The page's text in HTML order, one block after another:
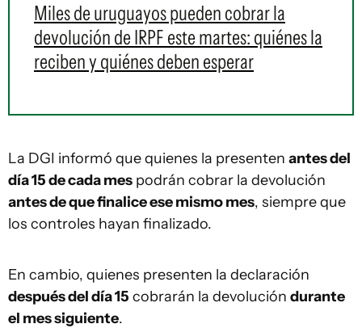
Miles de uruguayos pueden cobrar la
devolución de IRPF este martes: quiénes la
reciben y quiénes deben esperar
La DGI informó que quienes la presenten antes del
día 15 de cada mes podrán cobrar la devolución
antes de que finalice ese mismo mes, siempre que
los controles hayan finalizado.
En cambio, quienes presenten la declaración
después del día 15 cobrarán la devolución durante
el mes siguiente.